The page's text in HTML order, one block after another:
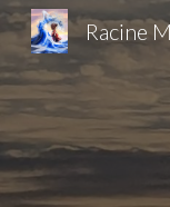
Racine